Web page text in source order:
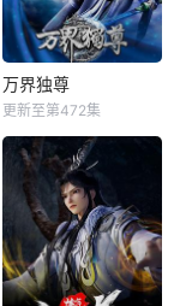
万界独尊
更新至第472集